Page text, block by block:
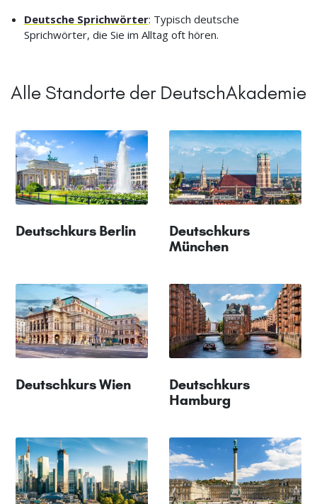
Deutsche Sprichwörter: Typisch deutsche
Sprichwörter, die Sie im Alltag oft hören.
Alle Standorte der DeutschAkademie
Deutschkurs Berlin
Deutschkurs
München
Deutschkurs Wien
Deutschkurs
Hamburg